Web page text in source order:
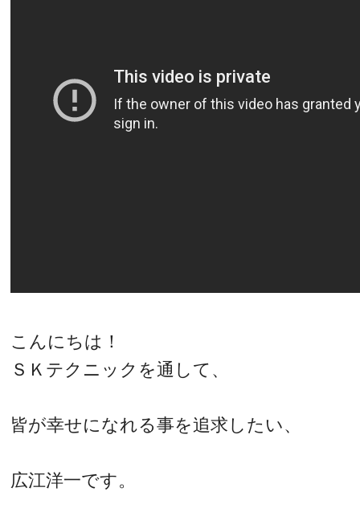
こんにちは！
ＳＫテクニックを通して、
皆が幸せになれる事を追求したい、
広江洋一です。